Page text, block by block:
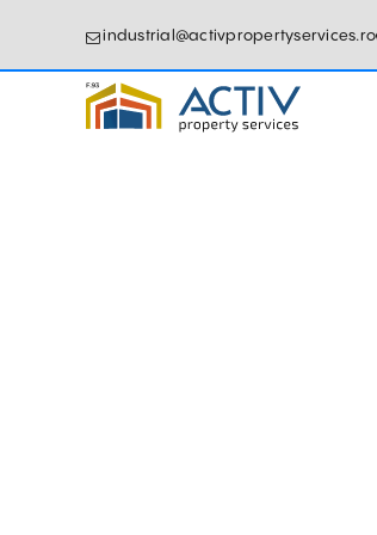
industrial@activpropertyservices.ro